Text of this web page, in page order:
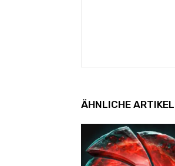
ÄHNLICHE ARTIKEL